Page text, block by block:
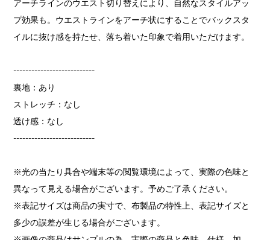
アーチラインのウエスト切り替えにより、自然なスタイルアッ
プ効果も。ウエストラインをアーチ状にすることでバックスタ
イルに抜け感を持たせ、落ち着いた印象で着用いただけます。
---------------------------
裏地：あり
ストレッチ：なし
透け感：なし
---------------------------
※光の当たり具合や端末等の閲覧環境によって、実際の色味と
異なって見える場合がございます。予めご了承ください。
※表記サイズは商品の実寸で、布製品の特性上、表記サイズと
多少の誤差が生じる場合がございます。